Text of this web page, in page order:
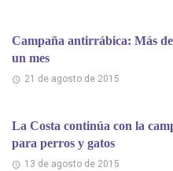
Campaña antirrábica: Más de
un mes
21 de agosto de 2015
La Costa continúa con la
para perros y gatos
13 de agosto de 2015